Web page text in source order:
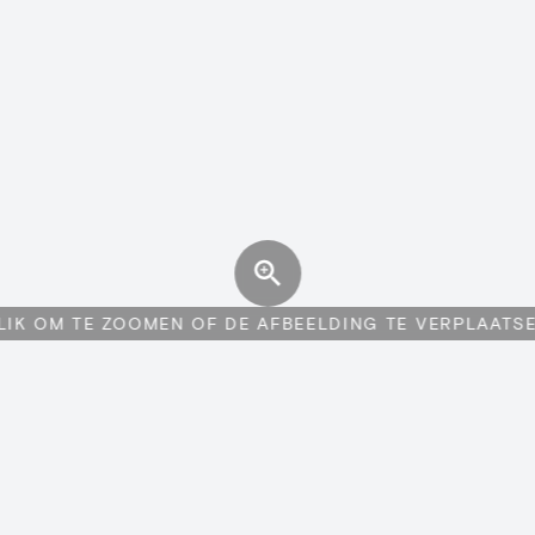
OM TE ZOOMEN OF DE AFBEELDING TE